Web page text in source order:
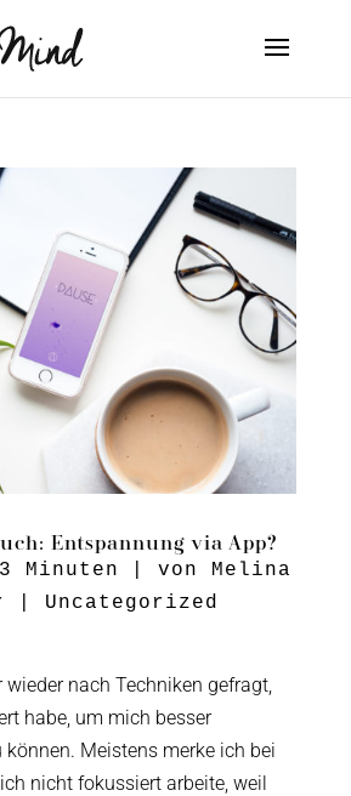
Entspannung via App?
3 Minuten | von Melina
Uncategorized
nach Techniken gefragt,
habe, um mich besser
können. Meistens merke ich bei
nicht fokussiert arbeite, weil